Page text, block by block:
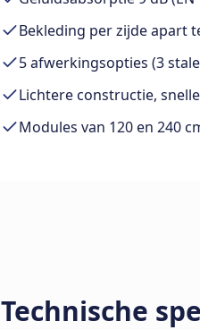
Bekleding per zijde apart
5 afwerkingsopties (3
Lichtere constructie,
Modules van 120 en 240
Technische